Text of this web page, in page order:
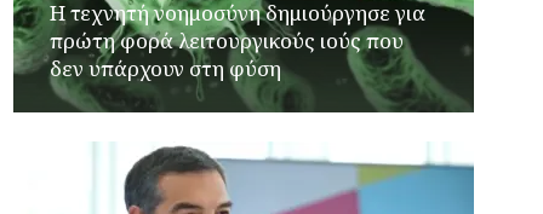
Η τεχνητή νοημοσύνη δημιούργησε για
πρώτη φορά λειτουργικούς ιούς που
δεν υπάρχουν στη φύση